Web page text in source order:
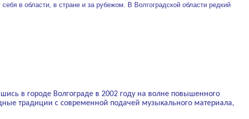
в области, в стране и за рубежом. В Волгоградской области редкий
в городе Волгограде в 2002 году на волне повышенного
традиции с современной подачей музыкального материала,